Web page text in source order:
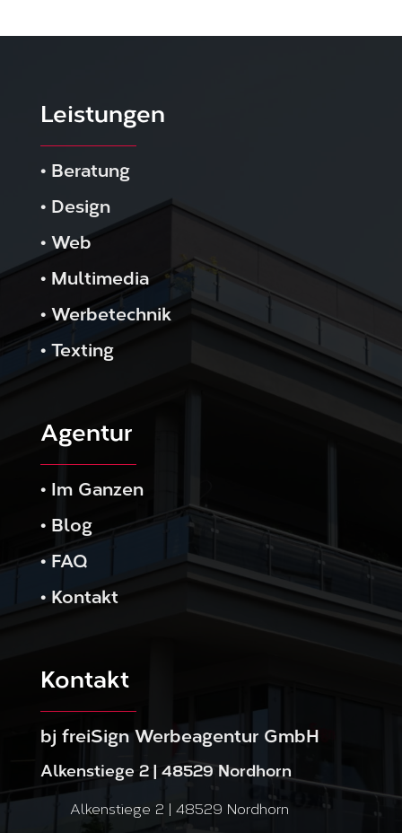
Leistungen
•Beratung
•Design
•Web
•Multimedia
•Werbetechnik
•Texting
Agentur
•Im Ganzen
•Blog
•FAQ
•Kontakt
Kontakt
bj freiSign Werbeagentur GmbH
Alkenstiege 2 | 48529 Nordhorn
Alkenstiege 2 | 48529 Nordhorn